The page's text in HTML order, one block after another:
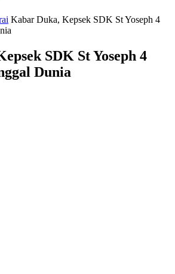
Kabar Duka, Kepsek SDK St Yoseph 4
SDK St Yoseph 4
Dunia